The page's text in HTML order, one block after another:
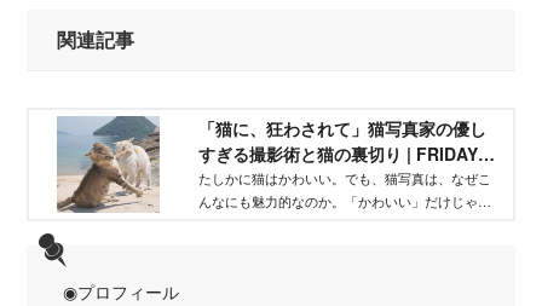
関連記事
「猫に、狂わされて」猫写真家の優し
すぎる撮影術と猫の裏切り | FRIDAYデ
ジタル
たしかに猫はかわいい。でも、猫写真は、なぜこ
んなにも魅力的なのか。「かわいい」だけじゃ説
◉プロフィール